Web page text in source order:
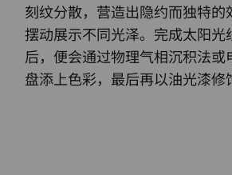
刻纹分散，营造出隐约而独特的
摆动展示不同光泽。完成太阳光
后，便会通过物理气相沉积法或
盘添上色彩，最后再以油光漆修